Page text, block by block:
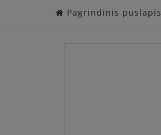
Pagrindinis puslapis